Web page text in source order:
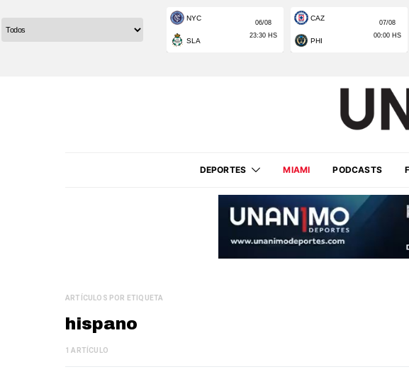
DEPORTES MIAMI PODCASTS
ARTÍCULOS POR ETIQUETA
hispano
1 ARTÍCULO